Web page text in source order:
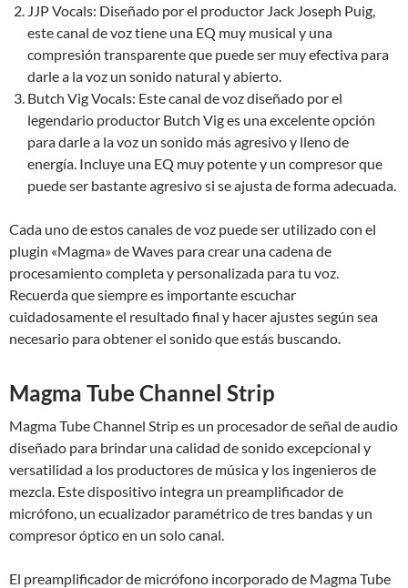
JJP Vocals: Diseñado por el productor Jack Joseph Puig,
este canal de voz tiene una EQ muy musical y una
compresión transparente que puede ser muy efectiva para
darle a la voz un sonido natural y abierto.
Butch Vig Vocals: Este canal de voz diseñado por el
legendario productor Butch Vig es una excelente opción
para darle a la voz un sonido más agresivo y lleno de
energía. Incluye una EQ muy potente y un compresor que
puede ser bastante agresivo si se ajusta de forma adecuada.
Cada uno de estos canales de voz puede ser utilizado con el
plugin «Magma» de Waves para crear una cadena de
procesamiento completa y personalizada para tu voz.
Recuerda que siempre es importante escuchar
cuidadosamente el resultado final y hacer ajustes según sea
necesario para obtener el sonido que estás buscando.
Magma Tube Channel Strip
Magma Tube Channel Strip es un procesador de señal de audio
diseñado para brindar una calidad de sonido excepcional y
versatilidad a los productores de música y los ingenieros de
mezcla. Este dispositivo integra un preamplificador de
micrófono, un ecualizador paramétrico de tres bandas y un
compresor óptico en un solo canal.
El preamplificador de micrófono incorporado de Magma Tube